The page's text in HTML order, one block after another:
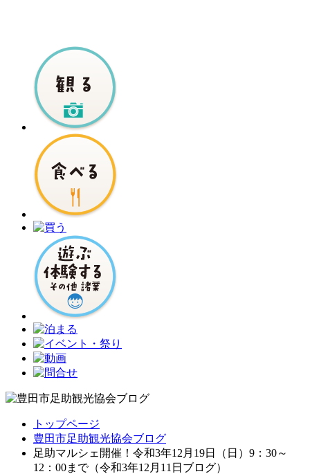
トップページ
豊田市足助観光協会ブログ
足助マルシェ開催！令和3年12月19日（日）9：30～
12：00まで（令和3年12月11日ブログ）